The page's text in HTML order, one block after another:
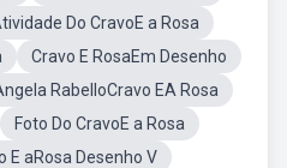
Do CravoE a Rosa
Cravo E RosaEm Desenho
RabelloCravo EA Rosa
Foto Do CravoE a Rosa
E aRosa Desenho V